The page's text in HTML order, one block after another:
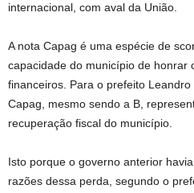
internacional, com aval da União.
A nota Capag é uma espécie de
capacidade do município de honrar
financeiros. Para o prefeito
Capag, mesmo sendo a B,
recuperação fiscal do município.
Isto porque o governo anterior
razões dessa perda, segundo o